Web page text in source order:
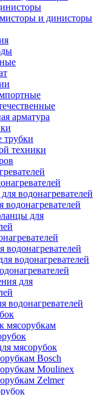
и динисторы
арматура
трубки
техники
водонагревателей
водонагревателей
для
водонагревателей
водонагревателей
для
водонагревателей
мясорубкам
мясорубок
Bosch
Moulinex
Zelmer